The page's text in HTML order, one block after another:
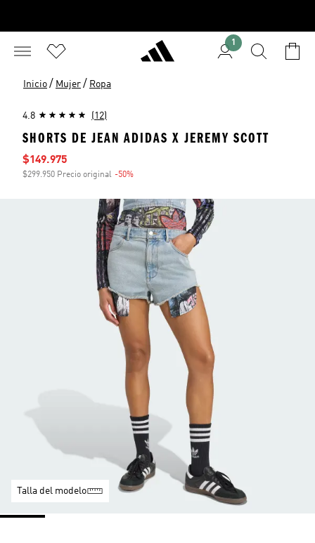
1
Inicio / Mujer / Ropa
4.8 (12)
SHORTS DE JEAN ADIDAS X JEREMY SCOTT
Precio de venta
$149.975
$299.950 Precio original -50%
Talla del modelo